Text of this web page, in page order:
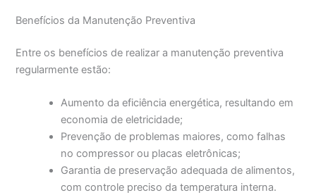
Benefícios da Manutenção Preventiva
Entre os benefícios de realizar a manutenção preventiva
regularmente estão:
Aumento da eficiência energética, resultando em
economia de eletricidade;
Prevenção de problemas maiores, como falhas
no compressor ou placas eletrônicas;
Garantia de preservação adequada de alimentos,
com controle preciso da temperatura interna.